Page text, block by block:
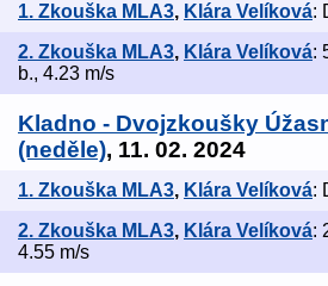
1. Zkouška MLA3, Klára Velíková:
2. Zkouška MLA3, Klára Velíková:
b., 4.23 m/s
Kladno - Dvojzkoušky
(neděle), 11. 02. 2024
1. Zkouška MLA3, Klára Velíková:
2. Zkouška MLA3, Klára Velíková:
4.55 m/s